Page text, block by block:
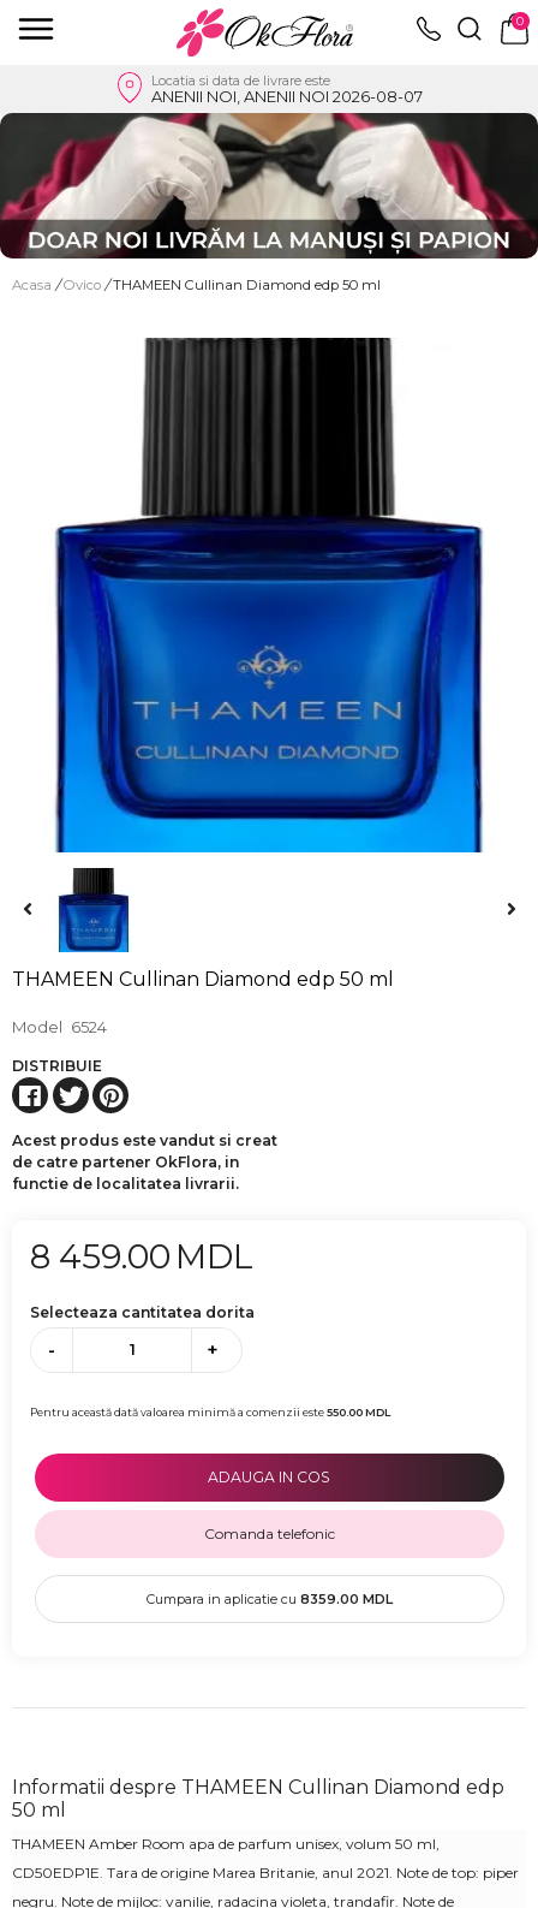
0
Locatia si data de livrare este
ANENII NOI, ANENII NOI 2026-08-07
Acasa / Ovico / THAMEEN Cullinan Diamond edp 50 ml
THAMEEN Cullinan Diamond edp 50 ml
Model 6524
DISTRIBUIE
Acest produs este vandut si creat
de catre partener OkFlora, in
functie de localitatea livrarii.
8 459.00 MDL
Selecteaza cantitatea dorita
- +
Pentru această dată valoarea minimă a comenzii este550.00MDL
ADAUGA IN COS
Comanda telefonic
Cumpara in aplicatie cu 8359.00 MDL
Informatii despre THAMEEN Cullinan Diamond edp
50 ml
THAMEEN Amber Room apa de parfum unisex, volum 50 ml,
CD50EDP1E. Tara de origine Marea Britanie, anul 2021. Note de top: piper
negru. Note de mijloc: vanilie, radacina violeta, trandafir. Note de